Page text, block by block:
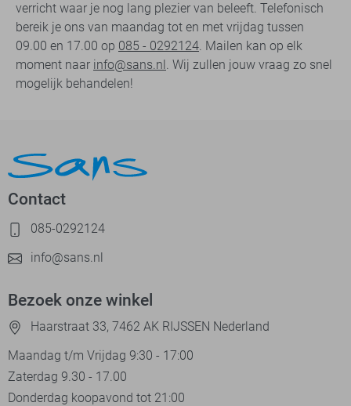
verricht waar je nog lang plezier van beleeft. Telefonisch
bereik je ons van maandag tot en met vrijdag tussen
09.00 en 17.00 op 085 - 0292124. Mailen kan op elk
moment naar info@sans.nl. Wij zullen jouw vraag zo snel
mogelijk behandelen!
Contact
085-0292124
info@sans.nl
Bezoek onze winkel
Haarstraat 33, 7462 AK RIJSSEN Nederland
Maandag t/m Vrijdag 9:30 - 17:00
Zaterdag 9.30 - 17.00
Donderdag koopavond tot 21:00